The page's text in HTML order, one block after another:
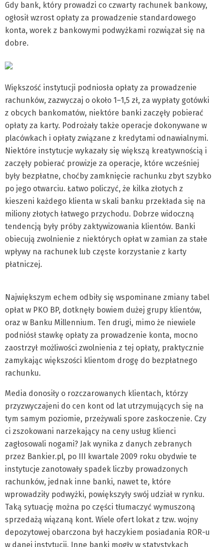
Gdy bank, który prowadzi co czwarty rachunek bankowy,
ogłosił wzrost opłaty za prowadzenie standardowego
konta, worek z bankowymi podwyżkami rozwiązał się na
dobre.
Większość instytucji podniosła opłaty za prowadzenie
rachunków, zazwyczaj o około 1–1,5 zł, za wypłaty gotówki
z obcych bankomatów, niektóre banki zaczęły pobierać
opłaty za karty. Podrożały także operacje dokonywane w
placówkach i opłaty związane z kredytami odnawialnymi.
Niektóre instytucje wykazały się większą kreatywnością i
zaczęły pobierać prowizje za operacje, które wcześniej
były bezpłatne, choćby zamknięcie rachunku zbyt szybko
po jego otwarciu. Łatwo policzyć, że kilka złotych z
kieszeni każdego klienta w skali banku przekłada się na
miliony złotych łatwego przychodu. Dobrze widoczną
tendencją były próby zaktywizowania klientów. Banki
obiecują zwolnienie z niektórych opłat w zamian za stałe
wpływy na rachunek lub częste korzystanie z karty
płatniczej.
Największym echem odbiły się wspominane zmiany tabel
opłat w PKO BP, dotknęły bowiem dużej grupy klientów,
oraz w Banku Millennium. Ten drugi, mimo że niewiele
podniósł stawkę opłaty za prowadzenie konta, mocno
zaostrzył możliwości zwolnienia z tej opłaty, praktycznie
zamykając większości klientom drogę do bezpłatnego
rachunku.
Media donosiły o rozczarowanych klientach, którzy
przyzwyczajeni do cen kont od lat utrzymujących się na
tym samym poziomie, przeżywali spore zaskoczenie. Czy
ci zszokowani narzekający na ceny usług klienci
zagłosowali nogami? Jak wynika z danych zebranych
przez Bankier.pl, po III kwartale 2009 roku obydwie te
instytucje zanotowały spadek liczby prowadzonych
rachunków, jednak inne banki, nawet te, które
wprowadziły podwyżki, powiększyły swój udział w rynku.
Taką sytuację można po części tłumaczyć wymuszoną
sprzedażą wiązaną kont. Wiele ofert lokat z tzw. wojny
depozytowej obarczona był haczykiem posiadania ROR-u
w danej instytucji. Inne banki mogły w statystykach